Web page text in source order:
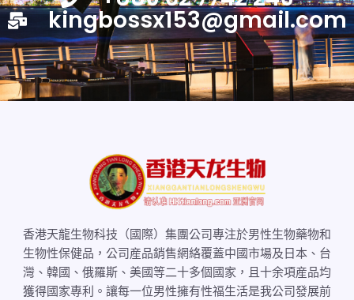
kingbossx153@gmail.com
香港天龍生物科技（國際）集團公司專注於男性生物藥物和
生物性保健品，公司産品銷售網絡覆蓋中國市場及日本、台
灣、韓國、俄羅斯、美國等二十多個國家，且十余項産品均
獲得國家專利。讓每一位男性擁有性福生活是我公司發展前